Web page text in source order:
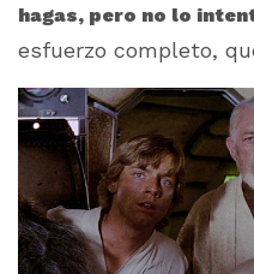
hagas, pero no lo
esfuerzo completo,